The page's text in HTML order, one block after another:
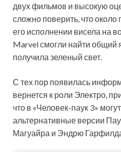
двух фильмов и высокую
сложно поверить, что около
его исполнении висела на
Marvel смогли найти общий
получила зеленый свет.
С тех пор появилась
вернется к роли Электро,
что в «Человек-паук 3»
альтернативные версии
Магуайра и Эндрю